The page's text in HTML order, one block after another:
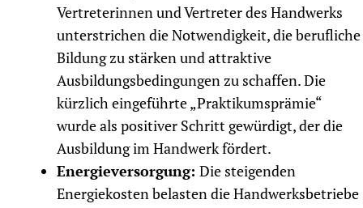
Vertreterinnen und Vertreter des Handwerks
unterstrichen die Notwendigkeit, die berufliche
Bildung zu stärken und attraktive
Ausbildungsbedingungen zu schaffen. Die
kürzlich eingeführte „Praktikumsprämie“
wurde als positiver Schritt gewürdigt, der die
Ausbildung im Handwerk fördert.
Energieversorgung: Die steigenden
Energiekosten belasten die Handwerksbetriebe